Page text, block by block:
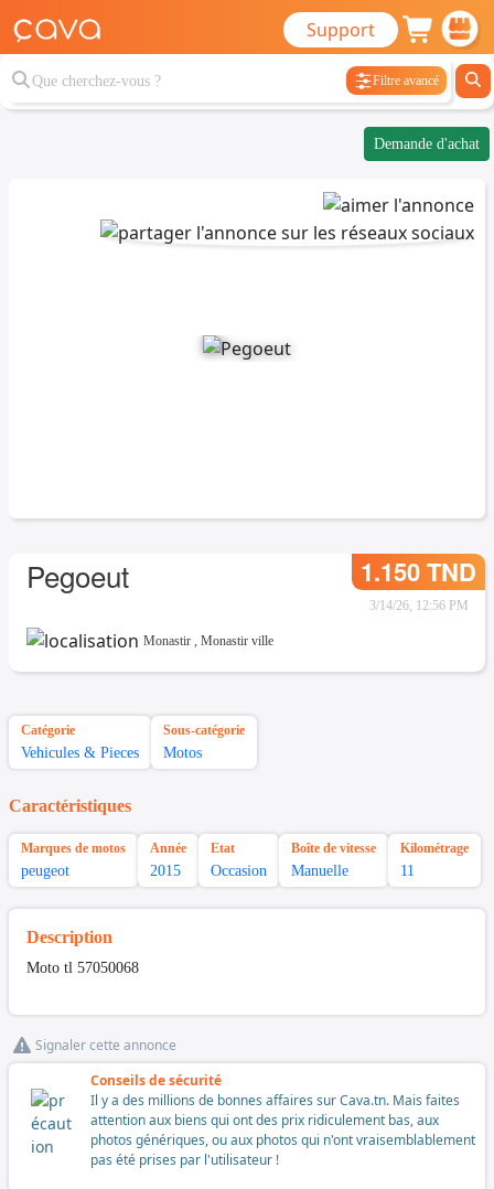
Support
Filtre avancé
Demande d'achat
Pegoeut 1.150 TND
3/14/26, 12:56 PM
Monastir , Monastir ville
Catégorie
Vehicules & Pieces
Sous-catégorie
Motos
Caractéristiques
Marques de motos
peugeot
Année
2015
Etat
Occasion
Boîte de vitesse
Manuelle
Kilométrage
11
Description
Moto tl 57050068
Signaler cette annonce
Conseils de sécurité
Il y a des millions de bonnes affaires sur Cava.tn. Mais faites
attention aux biens qui ont des prix ridiculement bas, aux
photos génériques, ou aux photos qui n'ont vraisemblablement
pas été prises par l'utilisateur !